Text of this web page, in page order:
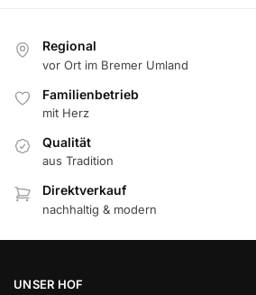
Regional
vor Ort im Bremer Umland
Familienbetrieb
mit Herz
Qualität
aus Tradition
Direktverkauf
nachhaltig & modern
UNSER HOF